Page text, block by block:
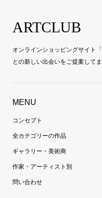
ARTCLUB
オンラインショッピングサイト
との新しい出会いをご提案してま
MENU
コンセプト
全カテゴリーの作品
ギャラリー・美術商
作家・アーティスト別
問い合わせ